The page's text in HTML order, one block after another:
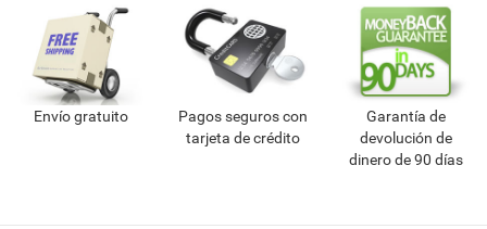
Envío gratuito
Pagos seguros con
tarjeta de crédito
Garantía de
devolución de
dinero de 90 días